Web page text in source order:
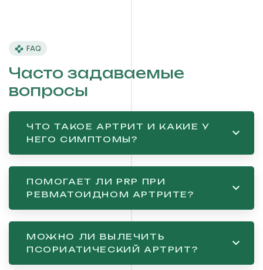
FAQ
Часто задаваемые
вопросы
ЧТО ТАКОЕ АРТРИТ И КАКИЕ У
НЕГО СИМПТОМЫ?
ПОМОГАЕТ ЛИ PRP ПРИ
РЕВМАТОИДНОМ АРТРИТЕ?
МОЖНО ЛИ ВЫЛЕЧИТЬ
ПСОРИАТИЧЕСКИЙ АРТРИТ?